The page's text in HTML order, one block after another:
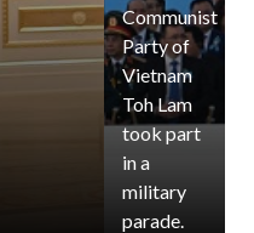
Communist
Party of
Vietnam
Toh Lam
took part
in a
military
parade.